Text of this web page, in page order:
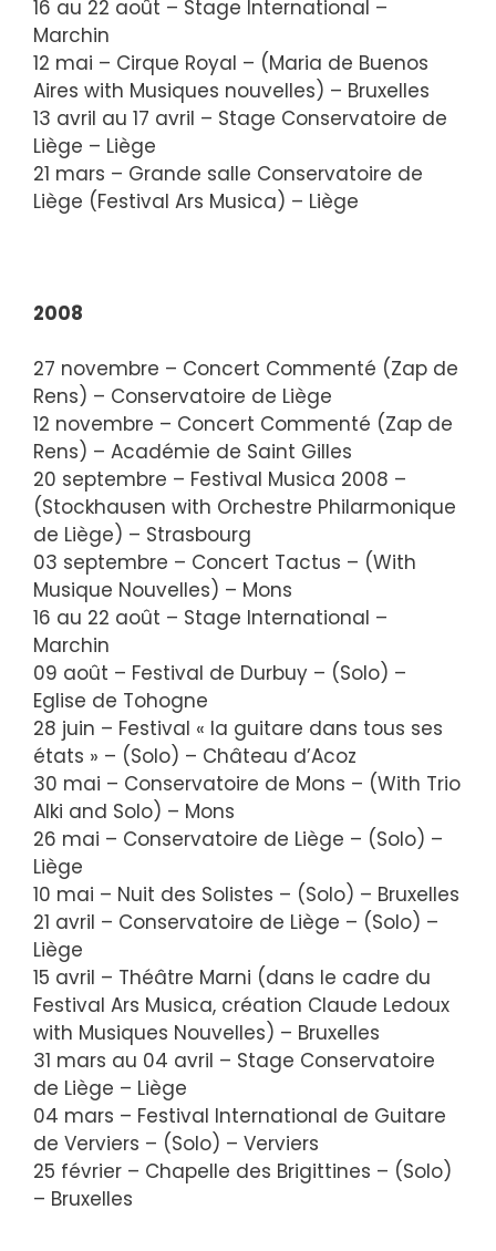
16 au 22 août – Stage International –
Marchin
12 mai – Cirque Royal – (Maria de Buenos
Aires with Musiques nouvelles) – Bruxelles
13 avril au 17 avril – Stage Conservatoire de
Liège – Liège
21 mars – Grande salle Conservatoire de
Liège (Festival Ars Musica) – Liège
2008
27 novembre – Concert Commenté (Zap de
Rens) – Conservatoire de Liège
12 novembre – Concert Commenté (Zap de
Rens) – Académie de Saint Gilles
20 septembre – Festival Musica 2008 –
(Stockhausen with Orchestre Philarmonique
de Liège) – Strasbourg
03 septembre – Concert Tactus – (With
Musique Nouvelles) – Mons
16 au 22 août – Stage International –
Marchin
09 août – Festival de Durbuy – (Solo) –
Eglise de Tohogne
28 juin – Festival « la guitare dans tous ses
états » – (Solo) – Château d’Acoz
30 mai – Conservatoire de Mons – (With Trio
Alki and Solo) – Mons
26 mai – Conservatoire de Liège – (Solo) –
Liège
10 mai – Nuit des Solistes – (Solo) – Bruxelles
21 avril – Conservatoire de Liège – (Solo) –
Liège
15 avril – Théâtre Marni (dans le cadre du
Festival Ars Musica, création Claude Ledoux
with Musiques Nouvelles) – Bruxelles
31 mars au 04 avril – Stage Conservatoire
de Liège – Liège
04 mars – Festival International de Guitare
de Verviers – (Solo) – Verviers
25 février – Chapelle des Brigittines – (Solo)
– Bruxelles